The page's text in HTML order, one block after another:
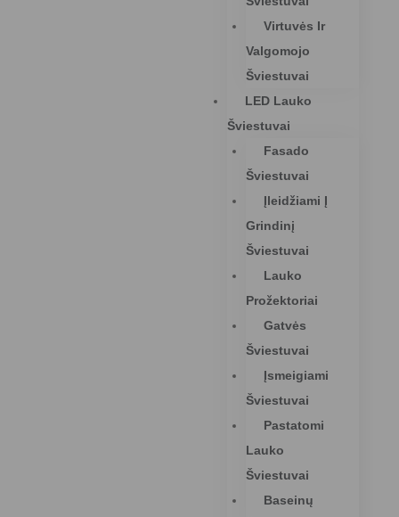
Virtuvės Ir
Valgomojo
Šviestuvai
LED Lauko
Šviestuvai
Fasado
Šviestuvai
Įleidžiami Į
Grindinį
Šviestuvai
Lauko
Prožektoriai
Gatvės
Šviestuvai
Įsmeigiami
Šviestuvai
Pastatomi
Lauko
Šviestuvai
Baseinų